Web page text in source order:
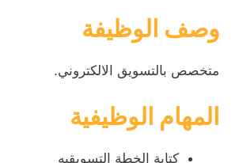
وصف الوظيفة
متخصص بالتسويق الالكتروني.
المهام الوظيفية
كتابة الخطة التسويقيه